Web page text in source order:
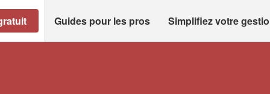
Guides pour les pros Simplifiez votre